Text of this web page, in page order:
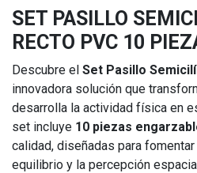
SET PASILLO
RECTO PVC 10
Descubre el Set Pasillo
innovadora solución que
desarrolla la actividad física en
set incluye 10 piezas
calidad, diseñadas para
equilibrio y la percepción